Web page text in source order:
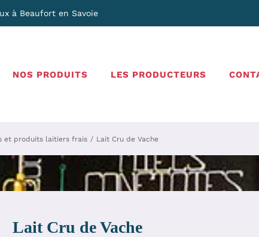
à Beaufort en Savoie
NOS PRODUITS LES PRODUCTEURS
et produits laitiers frais Lait Cru de Vache
Lait Cru de Vache